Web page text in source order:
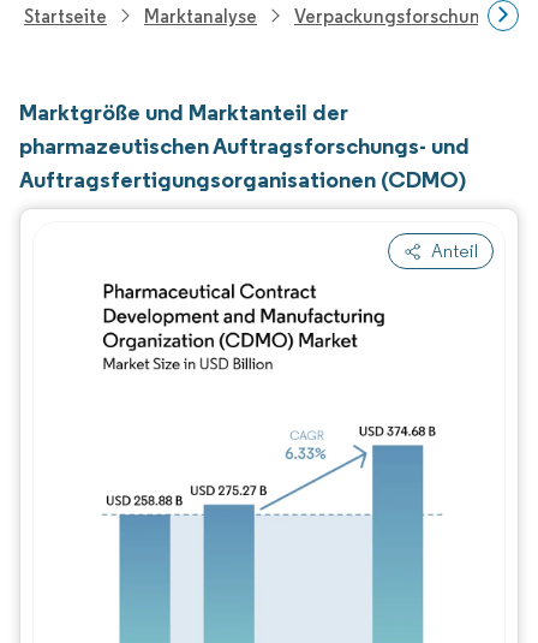
Startseite Marktanalyse Verpackungsforschung
Marktgröße und Marktanteil der
pharmazeutischen Auftragsforschungs- und
Auftragsfertigungsorganisationen (CDMO)
Anteil
Bild © Mordor Intelligence.